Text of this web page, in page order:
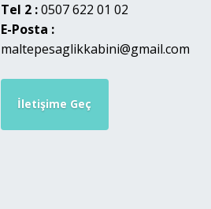
Tel 2 :0507 622 01 02
E-Posta :
maltepesaglikkabini@gmail.com
İletişime Geç